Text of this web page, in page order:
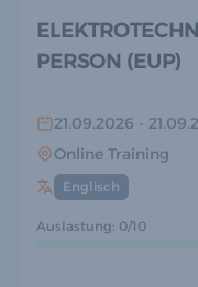
PERSON (EUP)
21.09.2026 -
Online Training
Englisch
Auslastung: 0/10